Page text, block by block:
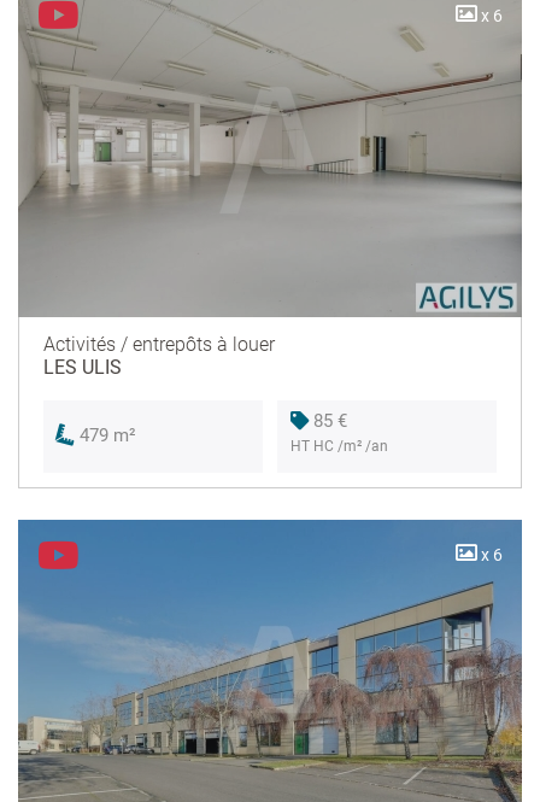
x 6
Activités / entrepôts à louer
LES ULIS
479 m²
85 €
HT HC /m² /an
x 6